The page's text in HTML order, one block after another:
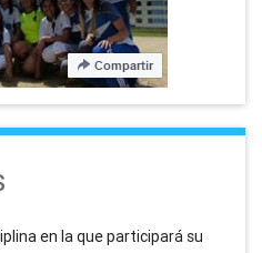
en la que participará su